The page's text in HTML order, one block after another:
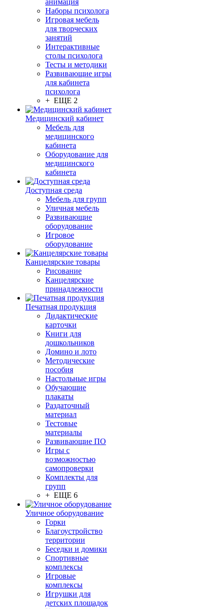
анимация
Наборы психолога
Игровая мебель
для творческих
занятий
Интерактивные
столы психолога
Тесты и методики
Развивающие игры
для кабинета
психолога
+ ЕЩЕ 2
Медицинский кабинет
Мебель для
медицинского
кабинета
Оборудование для
медицинского
кабинета
Доступная среда
Мебель для групп
Уличная мебель
Развивающие
оборудование
Игровое
оборудование
Канцелярские товары
Рисование
Канцелярские
принадлежности
Печатная продукция
Дидактические
карточки
Книги для
дошкольников
Домино и лото
Методические
пособия
Настольные игры
Обучающие
плакаты
Раздаточный
материал
Тестовые
материалы
Развивающие ПО
Игры с
возможностью
самопроверки
Комплекты для
групп
+ ЕЩЕ 6
Уличное оборудование
Горки
Благоустройство
территории
Беседки и домики
Спортивные
комплексы
Игровые
комплексы
Игрушки для
детских площадок